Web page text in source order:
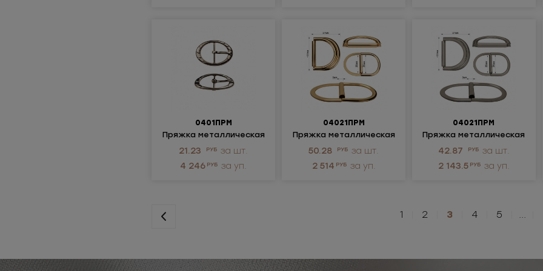
5*10*4,4мм
0401ПРМ
Пряжка металлическая
21.23 РУБ за шт.
4 246 РУБ за уп.
04021ПРМ
Пряжка металлическая
50.28 РУБ за шт.
2 514 РУБ за уп.
04021ПРМ
Пряжка металлическая
42.87 РУБ за шт.
2 143.5 РУБ за уп.
1 2 3 4 5 ...